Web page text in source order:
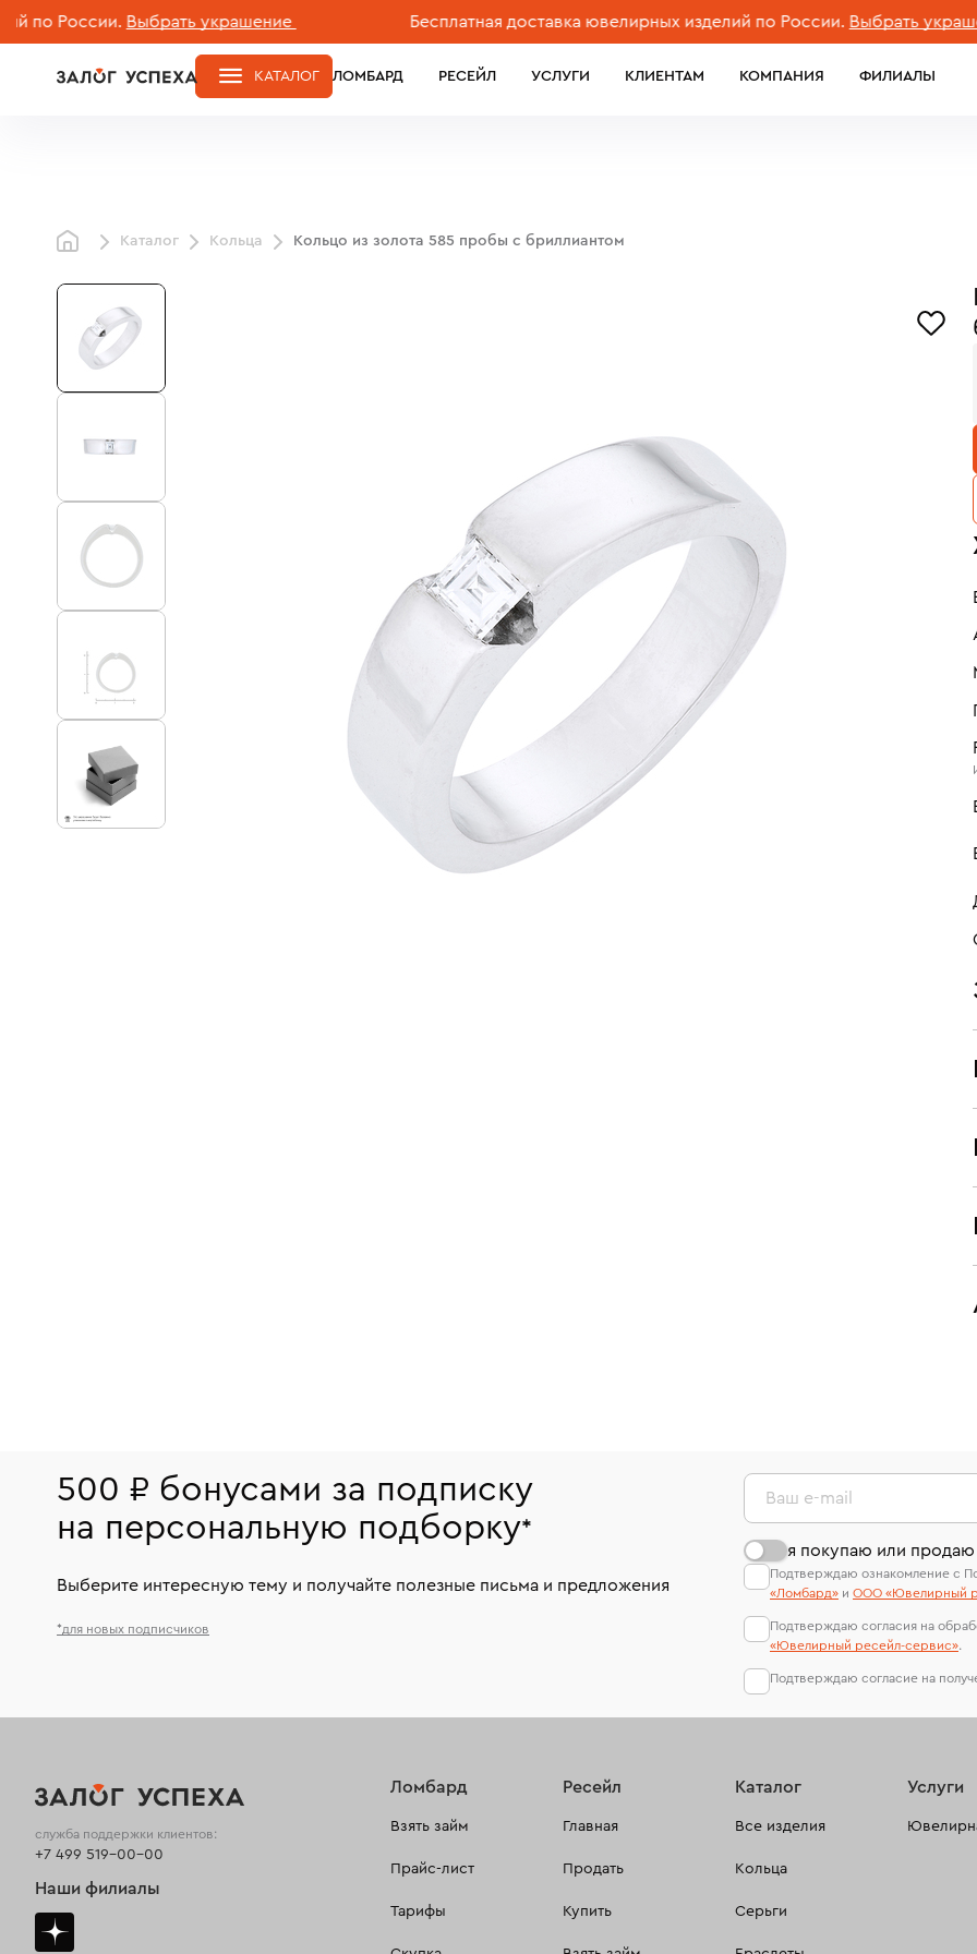
России. Выбрать украшение Бесплатная доставка ювелирных изделий по России. Выбрать украшение
ЛОМБАРД РЕСЕЙЛ УСЛУГИ КЛИЕНТАМ КОМПАНИЯ ФИЛИАЛЫ
КАТАЛОГ
Каталог Кольца Кольцо из золота 585 пробы с бриллиантом
500 ₽ бонусами за подписку
на персональную подборку*
Выберите интересную тему и получайте полезные письма и предложения
*для новых подписчиков
Ваш e-mail
я покупаю или
Подтверждаю ознакомление с
«Ломбард» и ООО «Ювелирный
Подтверждаю согласия на
«Ювелирный ресейл-сервиc».
Подтверждаю согласие на
Ломбард
Взять займ
Прайс-лист
Тарифы
Ресейл
Главная
Продать
Купить
Каталог
Все изделия
Кольца
Серьги
Услуги
служба поддержки клиентов:
+7 499 519-00-00
Наши филиалы